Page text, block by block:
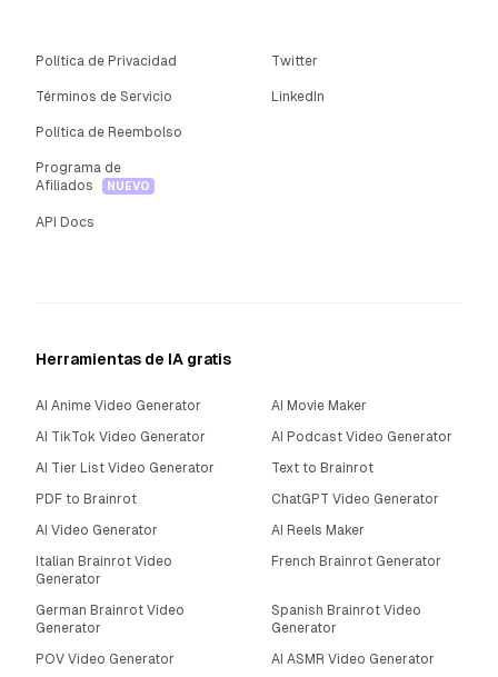
Política de Privacidad
Términos de Servicio
Política de Reembolso
Programa de
Afiliados
NUEVO
API Docs
Twitter
LinkedIn
Herramientas de IA gratis
AI Anime Video Generator
AI Movie Maker
AI TikTok Video Generator
AI Podcast Video Generator
AI Tier List Video Generator
Text to Brainrot
PDF to Brainrot
ChatGPT Video Generator
AI Video Generator
AI Reels Maker
Italian Brainrot Video
Generator
French Brainrot Generator
German Brainrot Video
Generator
Spanish Brainrot Video
Generator
POV Video Generator
AI ASMR Video Generator